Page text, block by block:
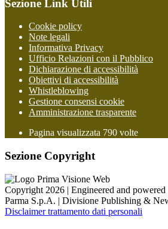
Sezione Link Utili
Cookie policy
Note legali
Informativa Privacy
Ufficio Relazioni con il Pubblico
Dichiarazione di accessibilità
Obiettivi di accessibilità
Whistleblowing
Gestione consensi cookie
Amministrazione trasparente
Pagina visualizzata 790 volte
Sezione Copyright
Copyright 2026 | Engineered and
Parma S.p.A. | Divisione Publishing &
Disclaimer trattamento dati personali